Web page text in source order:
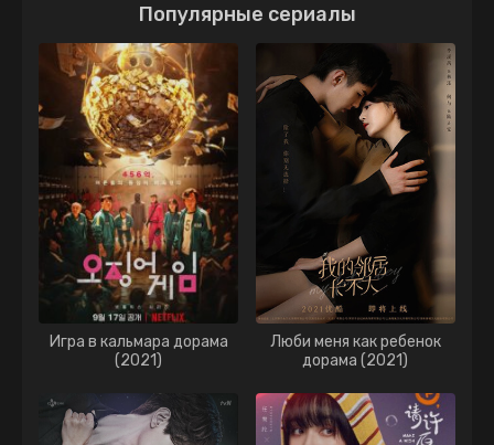
Популярные сериалы
Игра в кальмара дорама
(2021)
Люби меня как ребенок
дорама (2021)